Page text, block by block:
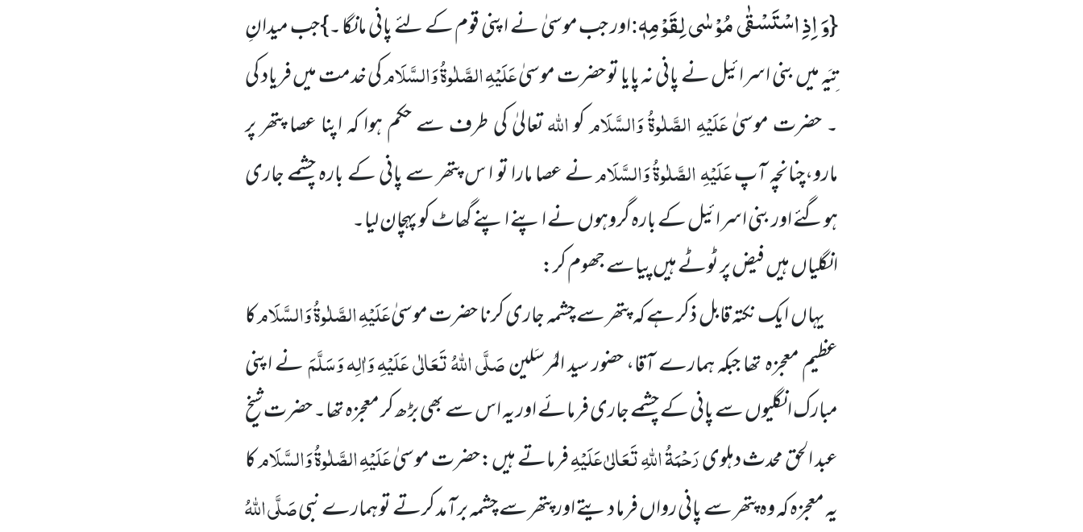
{وَ اِذِ اسْتَسْقٰى مُوْسٰى لِقَوْمِهٖ:اور جب موسیٰ نے اپنی قوم کے لئے پانی مانگا ۔}جب میدانِ
تِیَہ میں بنی اسرائیل نے پانی نہ پایا تو حضرت موسیٰعَلَیْہِ الصَّلٰوۃُ وَالسَّلَامکی خدمت میں فریاد کی
۔ حضرت موسیٰعَلَیْہِ الصَّلٰوۃُ وَالسَّلَامکواللہتعالیٰ کی طرف سے حکم ہوا کہ اپنا عصا پتھر پر
مارو،چنانچہ آپعَلَیْہِ الصَّلٰوۃُ وَالسَّلَامنے عصا مارا تو ا س پتھر سے پانی کے بارہ چشمے جاری
ہوگئے اور بنی اسرائیل کے بارہ گروہوں نے اپنے اپنے گھاٹ کو پہچان لیا۔
انگلیاں ہیں فیض پر ٹوٹے ہیں پیاسے جھوم کر:
یہاں ایک نکتہ قابل ذکر ہے کہ پتھر سے چشمہ جاری کرنا حضرت موسیٰعَلَیْہِ الصَّلٰوۃُ وَالسَّلَامکا
عظیم معجزہ تھا جبکہ ہمارے آقا، حضور سید المُرسَلینصَلَّی اللہُ تَعَالٰی عَلَیْہِ وَاٰلِہ وَسَلَّمَنے اپنی
مبارک انگلیوں سے پانی کے چشمے جاری فرمائے اور یہ اس سے بھی بڑھ کر معجزہ تھا۔ حضرت شیخ
عبد الحق محدث دہلویرَحْمَۃُ اللہِ تَعَالیٰ عَلَیْہِفرماتے ہیں:حضرت موسیٰعَلَیْہِ الصَّلٰوۃُ وَالسَّلَامکا
یہ معجزہ کہ وہ پتھر سے پانی رواں فرما دیتے اور پتھر سے چشمہ برآمد کرتے تو ہمارے نبیصَلَّی اللہُ